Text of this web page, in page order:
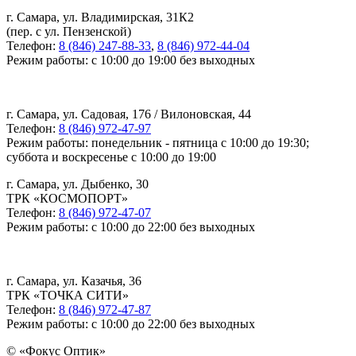
г. Самара, ул. Владимирская, 31К2
(пер. с ул. Пензенской)
Телефон: 8 (846) 247-88-33, 8 (846) 972-44-04
Режим работы: с 10:00 до 19:00 без выходных
г. Самара, ул. Садовая, 176 / Вилоновская, 44
Телефон: 8 (846) 972-47-97
Режим работы: понедельник - пятница с 10:00 до 19:30;
суббота и воскресенье с 10:00 до 19:00
г. Самара, ул. Дыбенко, 30
ТРК «КОСМОПОРТ»
Телефон: 8 (846) 972-47-07
Режим работы: с 10:00 до 22:00 без выходных
г. Самара, ул. Казачья, 36
ТРК «ТОЧКА СИТИ»
Телефон: 8 (846) 972-47-87
Режим работы: с 10:00 до 22:00 без выходных
© «Фокус Оптик»